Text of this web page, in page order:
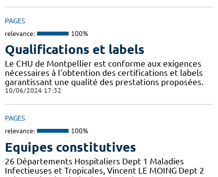
PAGES
relevance: 100%
Qualifications et labels
Le CHU de Montpellier est conforme aux exigences
nécessaires à l'obtention des certifications et labels
garantissant une qualité des prestations proposées.
10/06/2024 17:32
PAGES
relevance: 100%
Equipes constitutives
26 Départements Hospitaliers Dept 1 Maladies
Infectieuses et Tropicales, Vincent LE MOING Dept 2